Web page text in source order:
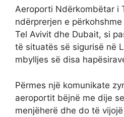
Aeroporti Ndërkombëtar i
ndërprerjen e
Tel Avivit dhe Dubait, si
të situatës së sigurisë në
mbylljes së disa
Përmes një komunikate
aeroportit bëjnë me dije
menjëherë dhe do të